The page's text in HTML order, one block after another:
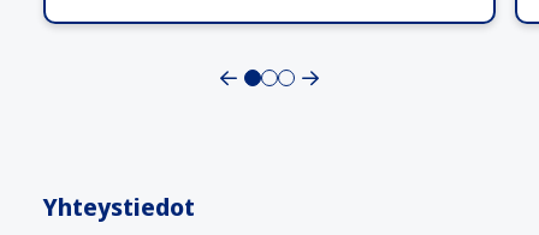
Yhteystiedot